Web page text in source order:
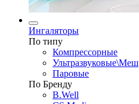
Ингаляторы
По типу
Компрессорные
Ультразвуковые\Меш
Паровые
По Бренду
B.Well